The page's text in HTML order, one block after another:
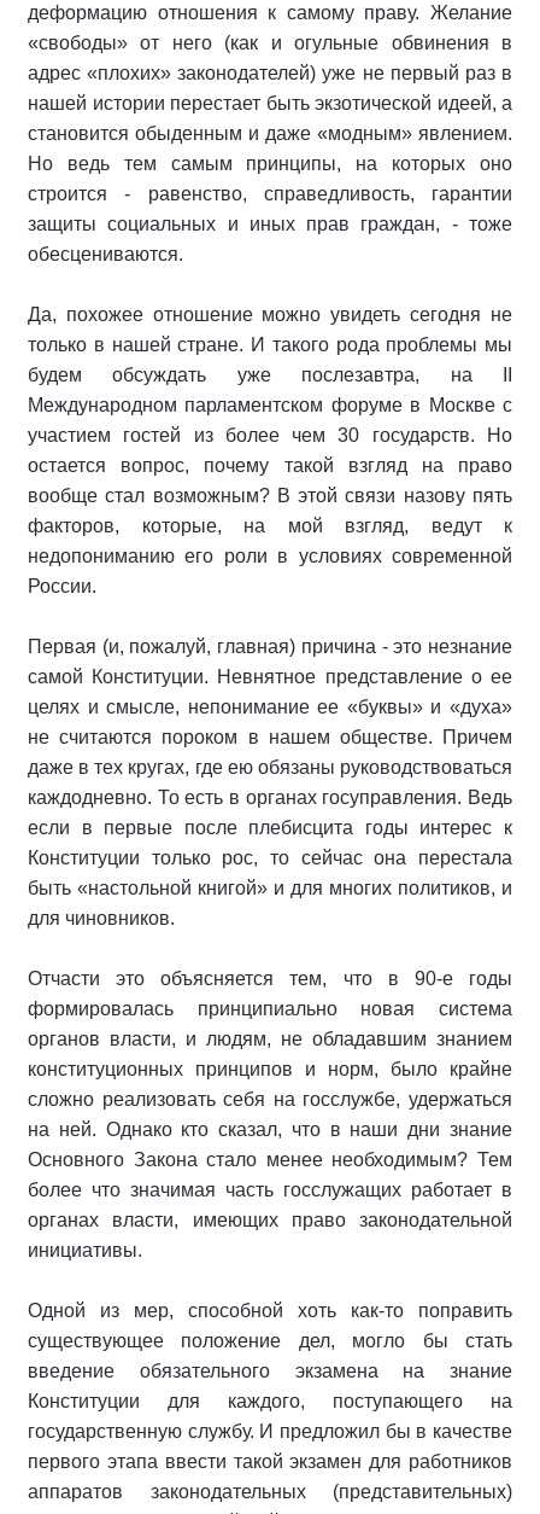
деформацию отношения к самому праву. Желание
«свободы» от него (как и огульные обвинения в
адрес «плохих» законодателей) уже не первый раз в
нашей истории перестает быть экзотической идеей, а
становится обыденным и даже «модным» явлением.
Но ведь тем самым принципы, на которых оно
строится - равенство, справедливость, гарантии
защиты социальных и иных прав граждан, - тоже
обесцениваются.
Да, похожее отношение можно увидеть сегодня не
только в нашей стране. И такого рода проблемы мы
будем обсуждать уже послезавтра, на II
Международном парламентском форуме в Москве с
участием гостей из более чем 30 государств. Но
остается вопрос, почему такой взгляд на право
вообще стал возможным? В этой связи назову пять
факторов, которые, на мой взгляд, ведут к
недопониманию его роли в условиях современной
России.
Первая (и, пожалуй, главная) причина - это незнание
самой Конституции. Невнятное представление о ее
целях и смысле, непонимание ее «буквы» и «духа»
не считаются пороком в нашем обществе. Причем
даже в тех кругах, где ею обязаны руководствоваться
каждодневно. То есть в органах госуправления. Ведь
если в первые после плебисцита годы интерес к
Конституции только рос, то сейчас она перестала
быть «настольной книгой» и для многих политиков, и
для чиновников.
Отчасти это объясняется тем, что в 90-е годы
формировалась принципиально новая система
органов власти, и людям, не обладавшим знанием
конституционных принципов и норм, было крайне
сложно реализовать себя на госслужбе, удержаться
на ней. Однако кто сказал, что в наши дни знание
Основного Закона стало менее необходимым? Тем
более что значимая часть госслужащих работает в
органах власти, имеющих право законодательной
инициативы.
Одной из мер, способной хоть как-то поправить
существующее положение дел, могло бы стать
введение обязательного экзамена на знание
Конституции для каждого, поступающего на
государственную службу. И предложил бы в качестве
первого этапа ввести такой экзамен для работников
аппаратов законодательных (представительных)